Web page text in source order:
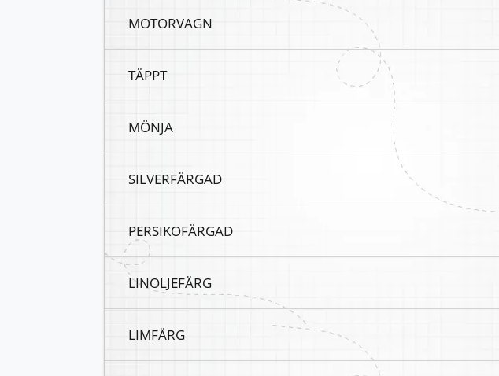
MOTORVAGN
TÄPPT
MÖNJA
SILVERFÄRGAD
PERSIKOFÄRGAD
LINOLJEFÄRG
LIMFÄRG